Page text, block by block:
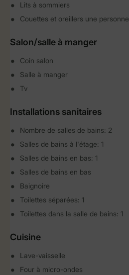
Lits à sommiers
Couettes et oreillers une personne
Salon/salle à manger
Coin salon
Salle à manger
Tv
Installations sanitaires
Nombre de salles de bains: 2
Salles de bains à l'étage: 1
Salles de bains en bas: 1
Salles de bains en bas
Baignoire
Toilettes séparées: 1
Toilettes dans la salle de bains: 1
Cuisine
Lave-vaisselle
Four à micro-ondes